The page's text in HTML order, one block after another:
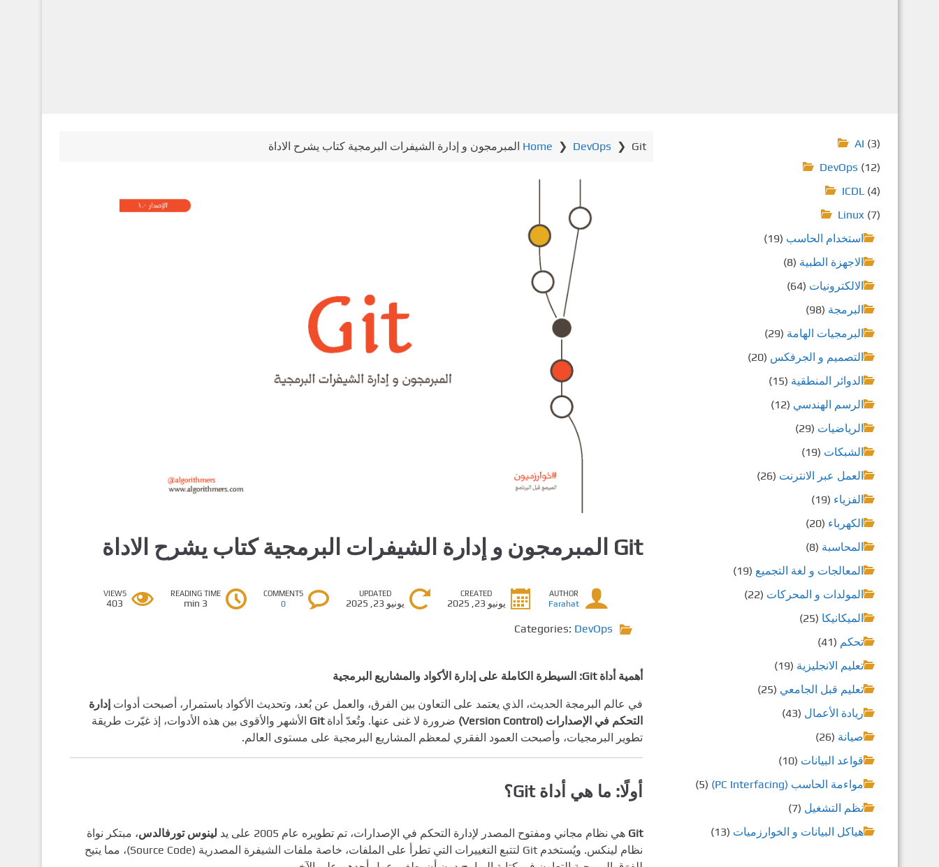
Home ❯ DevOps ❯ Git المبرمجون و إدارة الشيفرات البرمجية كتاب يشرح الاداة
Git المبرمجون و إدارة الشيفرات البرمجية كتاب يشرح الاداة
AUTHOR
Farahat
CREATED
يونيو 23, 2025
UPDATED
يونيو 23, 2025
COMMENTS
0
READING TIME
3 min
VIEWS
403
Categories: DevOps
أهمية أداة Git: السيطرة الكاملة على إدارة الأكواد والمشاريع البرمجية
في عالم البرمجة الحديث، الذي يعتمد على التعاون بين الفرق، والعمل عن بُعد، وتحديث الأكواد باستمرار، أصبحت أدوات إدارة
التحكم في الإصدارات (Version Control)
ضرورة لا غنى عنها. وتُعدّ أداةGit الأشهر والأقوى بين هذه الأدوات، إذ غيّرت طريقة
تطوير البرمجيات، وأصبحت العمود الفقري لمعظم المشاريع البرمجية على مستوى العالم.
أولًا: ما هي أداة Git؟
Git هي نظام مجاني ومفتوح المصدر لإدارة التحكم في الإصدارات، تم تطويره عام 2005 على يد لينوس تورفالدس، مبتكر نواة
نظام لينكس. ويُستخدم Git لتتبع التغييرات التي تطرأ على الملفات، خاصة ملفات الشيفرة المصدرية (Source Code)، مما يتيح
AI (3)
DevOps (12)
ICDL(4)
Linux(7)
استخدام الحاسب (19)
الاجهزة الطبية (8)
الالكترونيات (64)
البرمجة (98)
البرمجيات الهامة (29)
التصميم و الجرفكس (20)
الدوائر المنطقية (15)
الرسم الهندسي (12)
الرياضيات (29)
الشبكات (19)
العمل عبر الانترنت (26)
الفزياء (19)
الكهرباء (20)
المحاسبة (8)
المعالجات و لغة التجميع (19)
المولدات و المحركات (22)
الميكانيكا (25)
تحكم (41)
تعليم الانجليزية (19)
تعليم قبل الجامعي (25)
ريادة الأعمال (43)
صيانة (26)
قواعد البيانات (10)
مواءمة الحاسب (PC Interfacing)
(5)
نظم التشغيل (7)
هياكل البيانات و الخوارزميات (13)